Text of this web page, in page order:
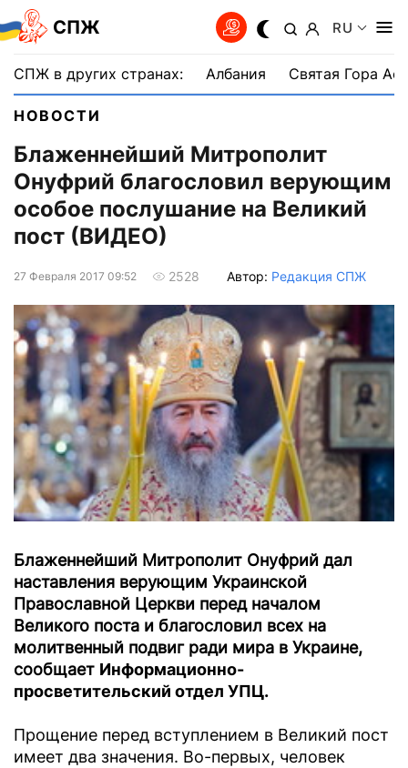
СПЖ RU
СПЖ в других странах: Албания Святая Гора
НОВОСТИ
Блаженнейший Митрополит
Онуфрий благословил верующим
особое послушание на Великий
пост (ВИДЕО)
27 Февраля 2017 09:52 2528 Автор: Редакция СПЖ
Блаженнейший Митрополит Онуфрий дал
наставления верующим Украинской
Православной Церкви перед началом
Великого поста и благословил всех на
молитвенный подвиг ради мира в Украине,
сообщает Информационно-
просветительский отдел УПЦ.
Прощение перед вступлением в Великий пост
имеет два значения. Во-первых, человек